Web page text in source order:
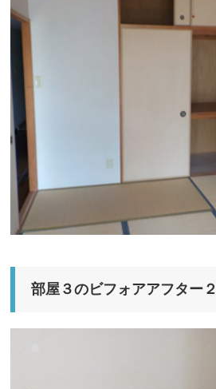
部屋３のビフォアアフター２